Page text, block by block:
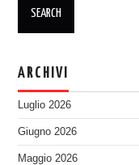
ARCHIVI
Luglio 2026
Giugno 2026
Maggio 2026